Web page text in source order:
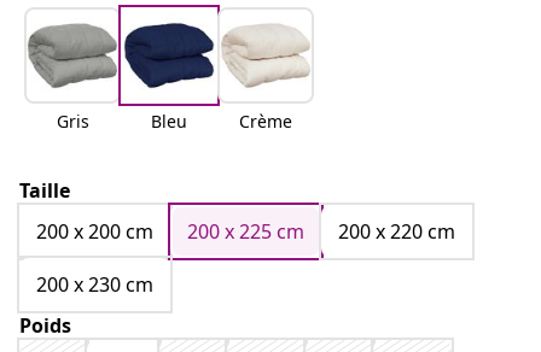
Gris Bleu Crème
Taille
200 x 200 cm
200 x 225 cm
200 x 220 cm
200 x 230 cm
Poids